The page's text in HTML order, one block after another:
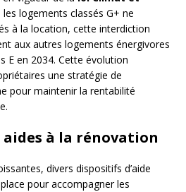
les logements classés G+ ne
à la location, cette interdiction
aux autres logements énergivores
E en 2034. Cette évolution
une stratégie de
pour maintenir la rentabilité
à la rénovation
divers dispositifs d’aide
pour accompagner les